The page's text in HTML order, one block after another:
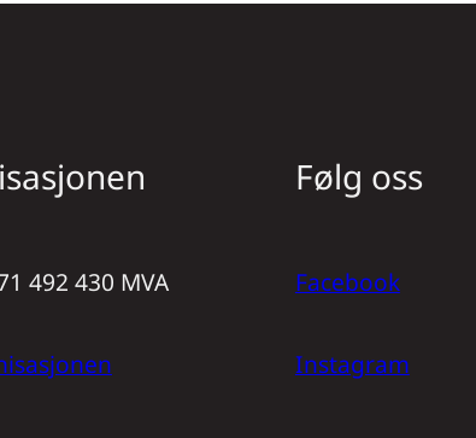
492 430 MVA
Følg oss
Facebook
Instagram